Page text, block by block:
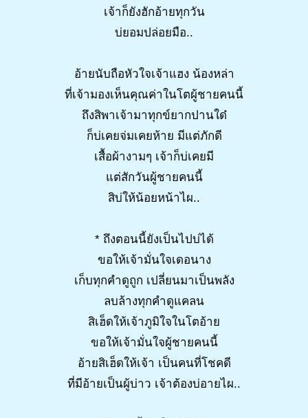
เจ้าก็ยังฮักอ้ายทุกวัน
บ่ยอมปล่อยมือ..
อ้ายนับถือหัวใจเจ้าแฮง น้องหล่า
ที่เจ้ามองเห็นคุณค่าในโตผู้ชายคนนี้
ถึงสิพาเจ้ามาทุกข์ยากปานใด๋
ก็บ่เคยจ่มเคยห้าย มีแต่ภักดี
เสื้อผ้างามๆ เจ้าก็บ่เคยมี
แต่สักวันผู้ชายคนนี้
สิบ่ให้น้อยหน้าไผ..
* ถึงตอนนี้ยังเป็นไปบ่ได้
ขอให้เจ้ามั่นใจเดอนาง
เก็บทุกคำดูถูก เปลี่ยนมาเป็นพลัง
ลบล้างทุกคำดูแคลน
สิเฮ็ดให้เจ้าภูมิใจในโตอ้าย
ขอให้เจ้ามั่นใจผู้ชายคนนี้
อ้ายสิเฮ็ดให้เจ้า เป็นคนที่โชคดี
ที่มีอ้ายเป็นผู้บ่าว เจ้าต้องบ่อายไผ..